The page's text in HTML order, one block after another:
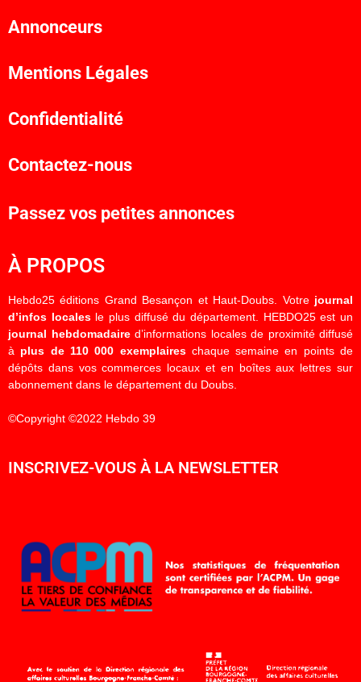
Annonceurs
Mentions Légales
Confidentialité
Contactez-nous
Passez vos petites annonces
À PROPOS
Hebdo25 éditions Grand Besançon et Haut-Doubs. Votre journal
d’infos localesle plus diffusé du département. HEBDO25 est un
journal hebdomadaired’informations locales de proximité diffusé
à plus de 110 000 exemplaireschaque semaine en points de
dépôts dans vos commerces locaux et en boîtes aux lettres sur
abonnement dans le département du Doubs.
©Copyright ©2022 Hebdo 39
INSCRIVEZ-VOUS À LA NEWSLETTER